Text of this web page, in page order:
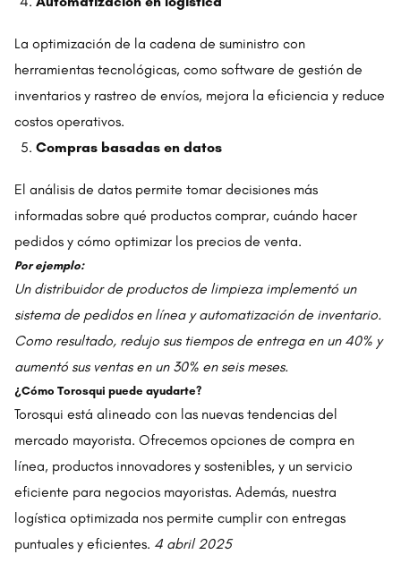
La optimización de la cadena de suministro con
herramientas tecnológicas, como software de gestión de
inventarios y rastreo de envíos, mejora la eficiencia y reduce
costos operativos.
Compras basadas en datos
El análisis de datos permite tomar decisiones más
informadas sobre qué productos comprar, cuándo hacer
pedidos y cómo optimizar los precios de venta.
Por ejemplo:
Un distribuidor de productos de limpieza implementó un
sistema de pedidos en línea y automatización de inventario.
Como resultado, redujo sus tiempos de entrega en un 40% y
aumentó sus ventas en un 30% en seis meses.
¿Cómo Torosqui puede ayudarte?
Torosqui está alineado con las nuevas tendencias del
mercado mayorista. Ofrecemos opciones de compra en
línea, productos innovadores y sostenibles, y un servicio
eficiente para negocios mayoristas. Además, nuestra
logística optimizada nos permite cumplir con entregas
puntuales y eficientes. 4 abril 2025